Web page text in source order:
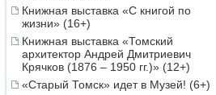
Книжная выставка «С книгой по
жизни» (16+)
Книжная выставка «Томский
архитектор Андрей Дмитриевич
Крячков (1876 – 1950 гг.)» (12+)
«Старый Томск» идет в Музей! (6+)